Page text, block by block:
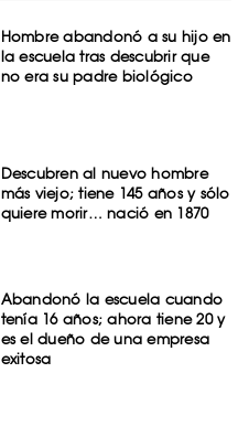
Hombre abandonó a su hijo en
la escuela tras descubrir que
no era su padre biológico
Descubren al nuevo hombre
más viejo; tiene 145 años y sólo
quiere morir… nació en 1870
Abandonó la escuela cuando
tenía 16 años; ahora tiene 20 y
es el dueño de una empresa
exitosa